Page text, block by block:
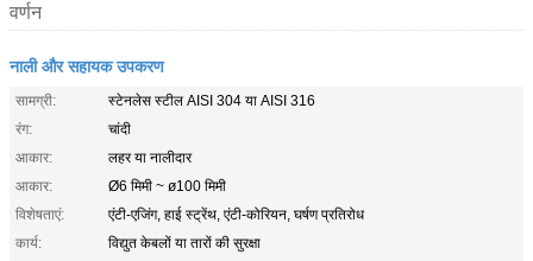
वर्णन
नाली और सहायक उपकरण
सामग्री:
स्टेनलेस स्टील AISI 304 या AISI 316
रंग:
चांदी
आकार:
लहर या नालीदार
आकार:
Ø6 मिमी ~ ø100 मिमी
विशेषताएं:
एंटी-एजिंग, हाई स्ट्रेंथ, एंटी-कोरियन, घर्षण प्रतिरोध
कार्य:
विद्युत केबलों या तारों की सुरक्षा